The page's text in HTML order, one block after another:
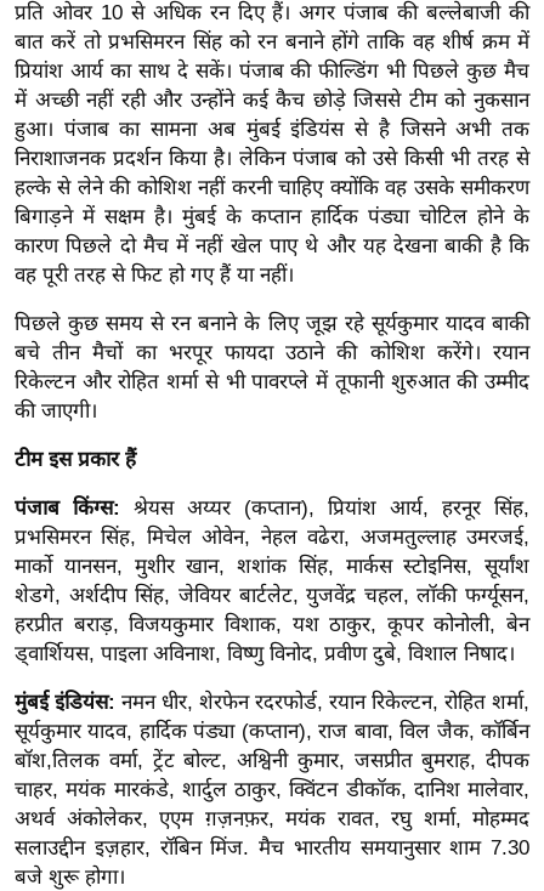
सा
हि
त्य
ज
ग
त
ऑ
टो
व
र्ल्ड
न्यू
ज
ब्री
नो
रं
ज
न
ज
ग
त
बॉ
ली
वु
ड
हॉ
प्रति ओवर 10 से अधिक रन दिए हैं। अगर पंजाब की बल्लेबाजी की
बात करें तो प्रभसिमरन सिंह को रन बनाने होंगे ताकि वह शीर्ष क्रम में
प्रियांश आर्य का साथ दे सकें। पंजाब की फील्डिंग भी पिछले कुछ मैच
में अच्छी नहीं रही और उन्होंने कई कैच छोड़े जिससे टीम को नुकसान
हुआ। पंजाब का सामना अब मुंबई इंडियंस से है जिसने अभी तक
निराशाजनक प्रदर्शन किया है। लेकिन पंजाब को उसे किसी भी तरह से
हल्के से लेने की कोशिश नहीं करनी चाहिए क्योंकि वह उसके समीकरण
बिगाड़ने में सक्षम है। मुंबई के कप्तान हार्दिक पंड्या चोटिल होने के
कारण पिछले दो मैच में नहीं खेल पाए थे और यह देखना बाकी है कि
वह पूरी तरह से फिट हो गए हैं या नहीं।
पिछले कुछ समय से रन बनाने के लिए जूझ रहे सूर्यकुमार यादव बाकी
बचे तीन मैचों का भरपूर फायदा उठाने की कोशिश करेंगे। रयान
रिकेल्टन और रोहित शर्मा से भी पावरप्ले में तूफानी शुरुआत की उम्मीद
की जाएगी।
टीम इस प्रकार हैं
पंजाब किंग्स: श्रेयस अय्यर (कप्तान), प्रियांश आर्य, हरनूर सिंह,
प्रभसिमरन सिंह, मिचेल ओवेन, नेहल वढेरा, अजमतुल्लाह उमरजई,
मार्को यानसन, मुशीर खान, शशांक सिंह, मार्कस स्टोइनिस, सूर्यांश
शेडगे, अर्शदीप सिंह, जेवियर बार्टलेट, युजवेंद्र चहल, लॉकी फर्ग्यूसन,
हरप्रीत बराड़, विजयकुमार विशाक, यश ठाकुर, कूपर कोनोली, बेन
ड्वार्शियस, पाइला अविनाश, विष्णु विनोद, प्रवीण दुबे, विशाल निषाद।
मुंबई इंडियंस: नमन धीर, शेरफेन रदरफोर्ड, रयान रिकेल्टन, रोहित शर्मा,
सूर्यकुमार यादव, हार्दिक पंड्या (कप्तान), राज बावा, विल जैक, कॉर्बिन
बॉश,तिलक वर्मा, ट्रेंट बोल्ट, अश्विनी कुमार, जसप्रीत बुमराह, दीपक
चाहर, मयंक मारकंडे, शार्दुल ठाकुर, क्विंटन डीकॉक, दानिश मालेवार,
अथर्व अंकोलेकर, एएम ग़ज़नफ़र, मयंक रावत, रघु शर्मा, मोहम्मद
सलाउद्दीन इज़हार, रॉबिन मिंज. मैच भारतीय समयानुसार शाम 7.30
बजे शुरू होगा।